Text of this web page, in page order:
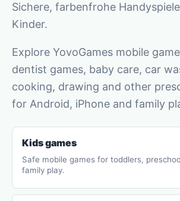
Sichere, farbenfrohe
Kinder.
Explore YovoGames mobile
dentist games, baby care, car
cooking, drawing and other
for Android, iPhone and family
Kids games
Safe mobile games for toddlers,
family play.